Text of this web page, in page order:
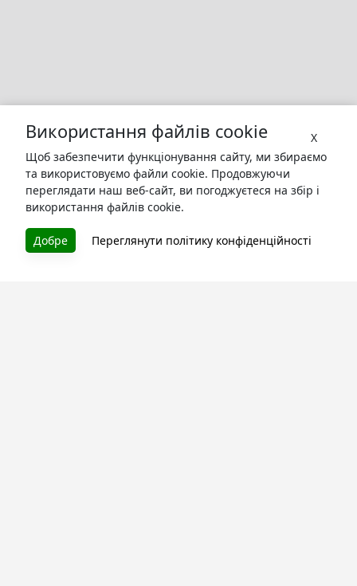
X
Використання файлів cookie
Щоб забезпечити функціонування сайту, ми збираємо
та використовуємо файли cookie. Продовжуючи
переглядати наш веб-сайт, ви погоджуєтеся на збір і
використання файлів cookie.
Добре Переглянути політику конфіденційності